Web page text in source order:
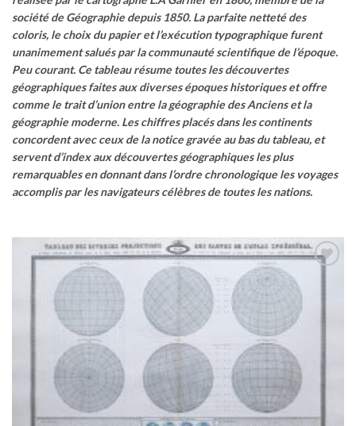
société de Géographie depuis 1850. La parfaite netteté des
coloris, le choix du papier et l’exécution typographique furent
unanimement salués par la communauté scientifique de l’époque.
Peu courant. Ce tableau résume toutes les découvertes
géographiques faites aux diverses époques historiques et offre
comme le trait d’union entre la géographie des Anciens et la
géographie moderne. Les chiffres placés dans les continents
concordent avec ceux de la notice gravée au bas du tableau, et
servent d’index aux découvertes géographiques les plus
remarquables en donnant dans l’ordre chronologique les voyages
accomplis par les navigateurs célèbres de toutes les nations.